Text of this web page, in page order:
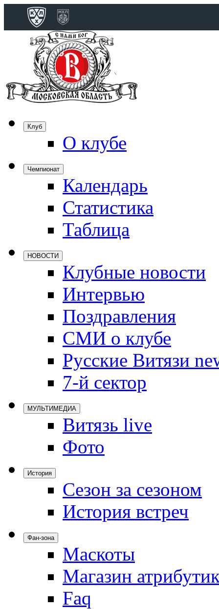
Клуб
О клубе
Чемпионат
Календарь
Статистика
Таблица
НОВОСТИ
Клубные новости
Интервью
Поздравления
СМИ о клубе
Русские Витязи
7-й сектор
МУЛЬТИМЕДИА
Витязь live
Фото
История
Сезон за сезоном
История встреч
Фан-зона
Маскоты
Магазин
Faq